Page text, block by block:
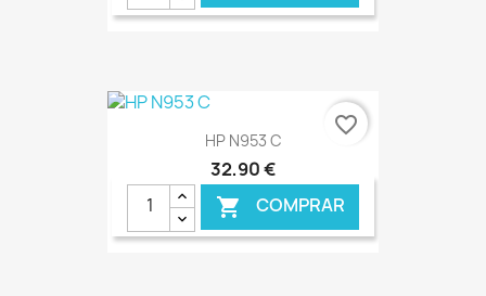
€ ONLINE
HP N953 C
32,90 €
 COMPRAR
favorite_border